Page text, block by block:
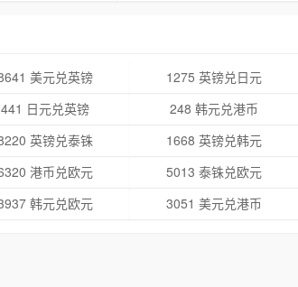
美元兑英镑
1275 英镑兑日元
441 日元兑英镑
248 韩元兑港币
英镑兑泰铢
1668 英镑兑韩元
港币兑欧元
5013 泰铢兑欧元
韩元兑欧元 3051 美元兑港币